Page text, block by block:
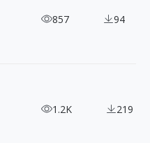
日本花園水彩畫
857 94
DrawKit 2D 插畫，讓你輕鬆創作
1.2K 219